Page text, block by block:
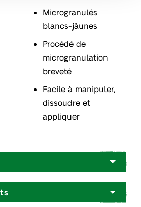
Microgranulés
blancs-jâunes
Procédé de
microgranulation
breveté
Facile à manipuler,
dissoudre et
appliquer